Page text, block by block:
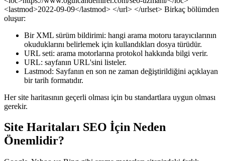
<lastmod>2022-09-09</lastmod> </url> </urlset> Birkaç bölümden
oluşur:
Bir XML sürüm bildirimi: hangi arama motoru tarayıcılarının
okuduklarını belirlemek için kullandıkları dosya türüdür.
URL seti: arama motorlarına protokol hakkında bilgi verir.
URL: sayfanın URL'sini listeler.
Lastmod: Sayfanın en son ne zaman değiştirildiğini açıklayan
bir tarih formatıdır.
Her site haritasının geçerli olması için bu standartlara uygun olması
gerekir.
Site Haritaları SEO İçin Neden
Önemlidir?